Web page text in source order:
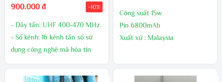
900.000 đ -10%
- Dãy tần: UHF 400-470 MHz.
- Số kênh: 16 kênh tần số sử
dụng công nghệ mã hóa tín
Công suất 15w
Pin 6800mAh
Xuất xứ : Malaysia
nhà sản xuất